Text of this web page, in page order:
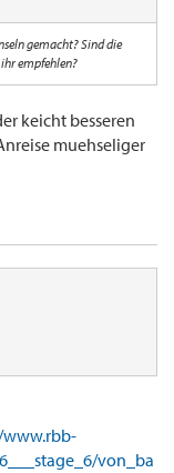
gemacht? Sind die
empfehlen?
keicht besseren
muehseliger
von_ba